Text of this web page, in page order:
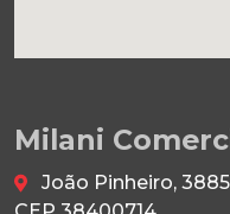
Milani
João Pinheiro,